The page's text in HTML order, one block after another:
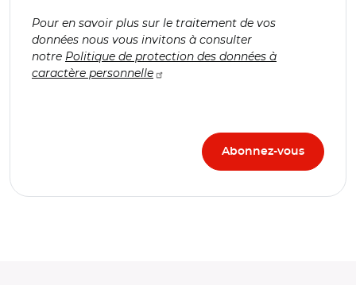
Pour en savoir plus sur le traitement de vos
données nous vous invitons à consulter
notre Politique de protection des données à
caractère personnelle